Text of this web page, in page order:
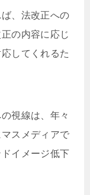
、法改正への
の内容に応じ
してくれるた
視線は、年々
スメディアで
イメージ低下